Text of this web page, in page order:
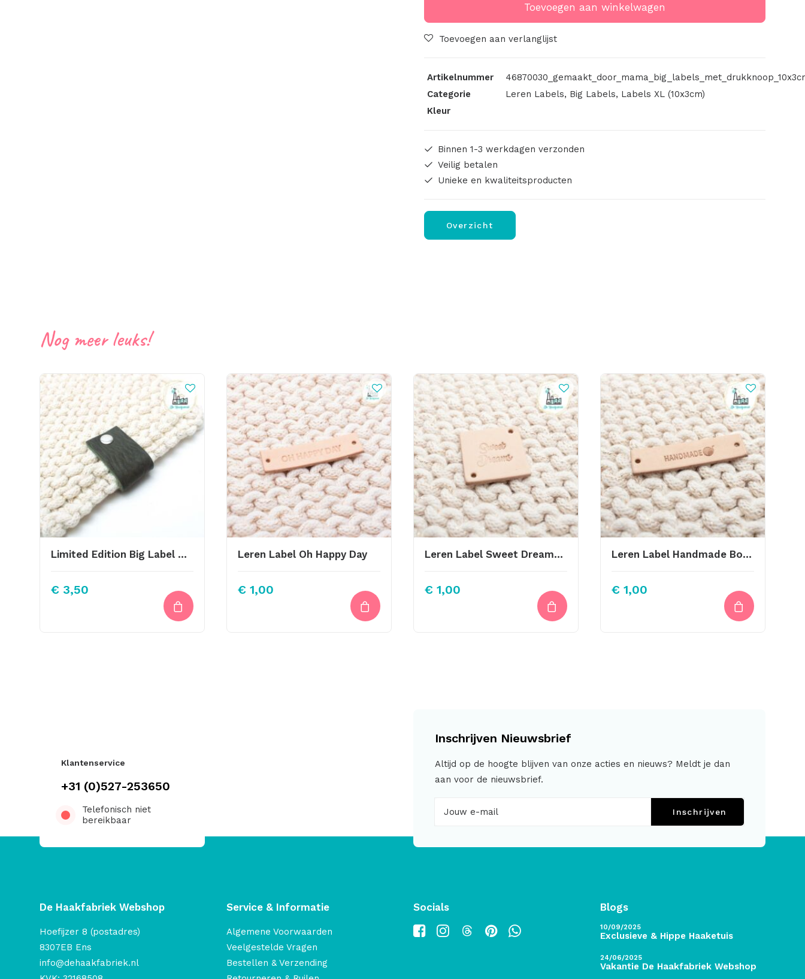
Labels
Met
Cognac
aantal
Toevoegen aan winkelwagen
Toevoegen aan verlanglijst
Artikelnummer
Categorie
Leren Labels, Big Labels, Labels XL (10x3cm)
Kleur
Binnen 1-3 werkdagen verzonden
Veilig betalen
Unieke en kwaliteitsproducten
Overzicht
Nog meer leuks!
Limited Edition Big Label Donker Groen Met Schroef 10x3cm
€ 3,50
Leren Label Oh Happy Day
€ 1,00
Leren Label Sweet Dreams (V)
€ 1,00
Leren Label Handmade Bolletje Wol
€ 1,00
Klantenservice
+31 (0)527-253650
Telefonisch niet
bereikbaar
Inschrijven Nieuwsbrief
Altijd op de hoogte blijven van onze acties en nieuws? Meldt je dan
aan voor de nieuwsbrief.
Inschrijven
De Haakfabriek Webshop
Hoefijzer 8 (postadres)
8307EB Ens
info@dehaakfabriek.nl
Service & Informatie
Algemene Voorwaarden
Veelgestelde Vragen
Bestellen & Verzending
Socials Blogs
10/09/2025
Exclusieve & Hippe Haaketuis
24/06/2025
Vakantie De Haakfabriek Webshop